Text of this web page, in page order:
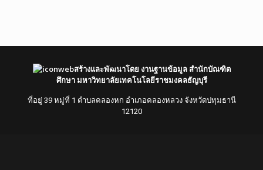
สร้างและพัฒนาโดย งานฐานข้อมูล สำนักบัณฑิต
ศึกษา มหาวิทยาลัยเทคโนโลยีราชมงคลธัญบุรี
ที่อยู่ 39 หมู่ที่ 1 ตำบลคลองหก อำเภอคลองหลวง จังหวัดปทุมธานี
12120